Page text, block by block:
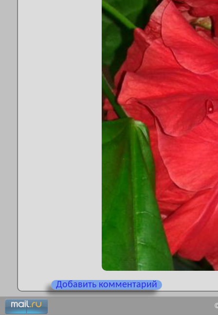
Добавить комментарий